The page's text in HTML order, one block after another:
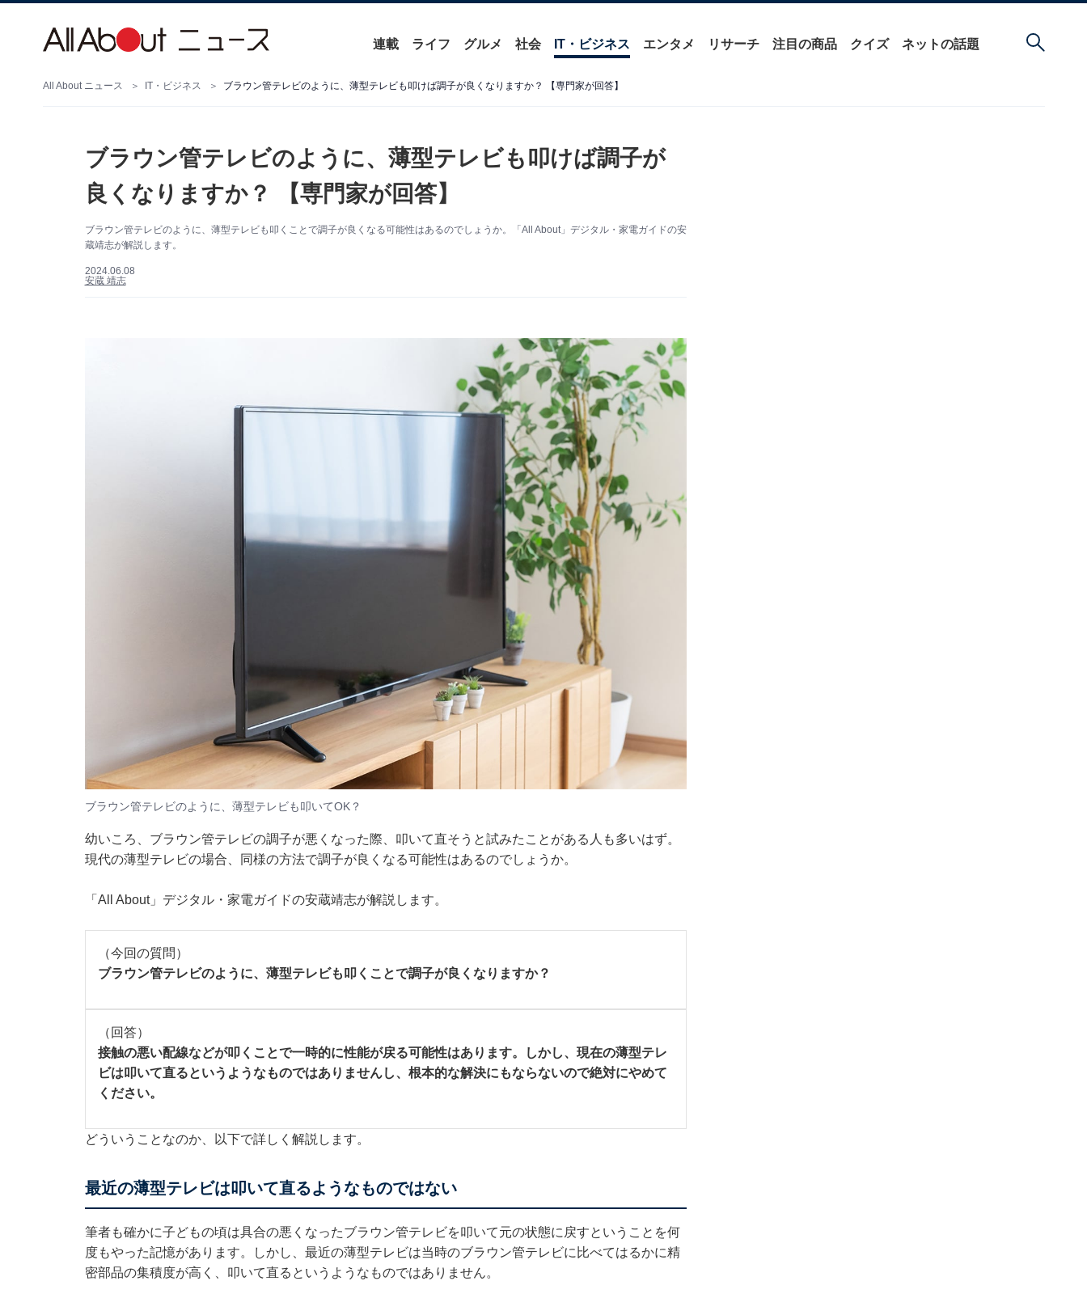
連載 ライフ グルメ 社会 IT・ビジネス エンタメ リサーチ 注目の商品 クイズ ネットの話題
All About ニュース IT・ビジネス ブラウン管テレビのように、薄型テレビも叩けば調子が良くなりますか？ 【専門家が回答】
ブラウン管テレビのように、薄型テレビも叩けば調子が
良くなりますか？ 【専門家が回答】
ブラウン管テレビのように、薄型テレビも叩くことで調子が良くなる可能性はあるのでしょうか。「All About」デジタル・家電ガイドの安
蔵靖志が解説します。
2024.06.08
安蔵 靖志
ブラウン管テレビのように、薄型テレビも叩いてOK？
幼いころ、ブラウン管テレビの調子が悪くなった際、叩いて直そうと試みたことがある人も多いはず。
現代の薄型テレビの場合、同様の方法で調子が良くなる可能性はあるのでしょうか。
「All About」デジタル・家電ガイドの安蔵靖志が解説します。
（今回の質問）
ブラウン管テレビのように、薄型テレビも叩くことで調子が良くなりますか？
（回答）
接触の悪い配線などが叩くことで一時的に性能が戻る可能性はあります。しかし、現在の薄型テレ
ビは叩いて直るというようなものではありませんし、根本的な解決にもならないので絶対にやめて
ください。
どういうことなのか、以下で詳しく解説します。
最近の薄型テレビは叩いて直るようなものではない
筆者も確かに子どもの頃は具合の悪くなったブラウン管テレビを叩いて元の状態に戻すということを何
度もやった記憶があります。しかし、最近の薄型テレビは当時のブラウン管テレビに比べてはるかに精
密部品の集積度が高く、叩いて直るというようなものではありません。